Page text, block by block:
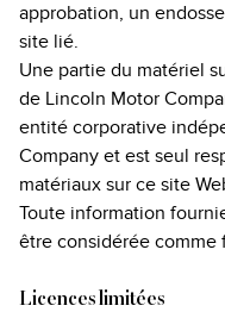
approbation, un
site lié.
Une partie du matériel
de Lincoln Motor
entité corporative
Company et est seul
matériaux sur ce site
Toute information
être considérée comme
Licences limitées